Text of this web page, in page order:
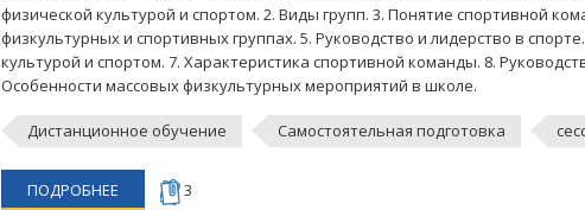
физической культурой и спортом. 2. Виды групп. 3. Понятие спортивной
физкультурных и спортивных группах. 5. Руководство и лидерство в
культурой и спортом. 7. Характеристика спортивной команды. 8.
Особенности массовых физкультурных мероприятий в школе.
Дистанционное обучение Самостоятельная подготовка
ПОДРОБНЕЕ 3